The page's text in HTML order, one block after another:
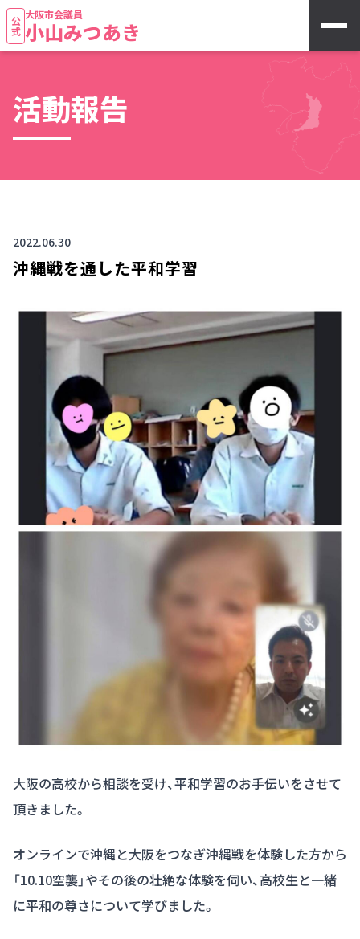
公式
大阪市会議員
小山みつあき
活動報告
2022.06.30
沖縄戦を通した平和学習
大阪の高校から相談を受け、平和学習のお手伝いをさせて
頂きました。
オンラインで沖縄と大阪をつなぎ沖縄戦を体験した方から
「10.10空襲」やその後の壮絶な体験を伺い、高校生と一緒
に平和の尊さについて学びました。